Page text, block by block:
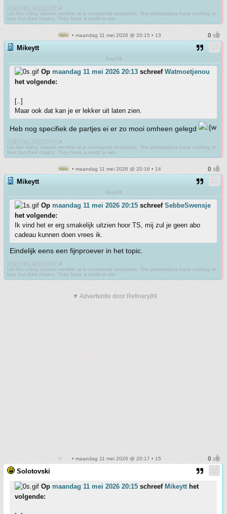
🇨🇳🇻🇳🇱🇦🇨🇺🇰🇵☭
Let the ruling classes tremble at a communist revolution. The proletarians have nothing to
lose but their chains. They have a world to win.
• maandag 11 mei 2026 @ 20:15 • 13
Mikeytt
Any/All
Op maandag 11 mei 2026 20:13 schreef Watmoetjenou
het volgende:
[..]
Maar ook dat kan je er lekker uit laten zien.
Heb nog specifiek de partjes ei er zo mooi omheen gelegd
🇨🇳🇻🇳🇱🇦🇨🇺🇰🇵☭
Let the ruling classes tremble at a communist revolution. The proletarians have nothing to
lose but their chains. They have a world to win.
• maandag 11 mei 2026 @ 20:16 • 14
Mikeytt
Any/All
Op maandag 11 mei 2026 20:15 schreef SebbeSwensje
het volgende:
Ik vind het er erg smakelijk uitzien hoor TS, mij zul je geen abo
cadeau kunnen doen vrees ik.
Eindelijk eens een fijnproever in het topic.
🇨🇳🇻🇳🇱🇦🇨🇺🇰🇵☭
Let the ruling classes tremble at a communist revolution. The proletarians have nothing to
lose but their chains. They have a world to win.
▼ Advertentie door Refinery89
• maandag 11 mei 2026 @ 20:17 • 15
Solotovski
Op maandag 11 mei 2026 20:15 schreef Mikeytthet
volgende: